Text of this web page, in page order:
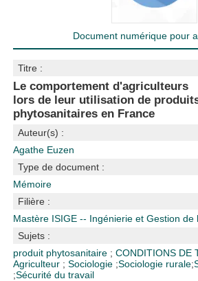
Document numérique pour
Titre :
Le comportement d'agriculteurs
lors de leur utilisation de
phytosanitaires en France
Auteur(s) :
Agathe Euzen
Type de document :
Mémoire
Filière :
Mastère ISIGE -- Ingénierie et Gestion de
Sujets :
produit phytosanitaire ;CONDITIONS DE
Agriculteur ;Sociologie ;Sociologie rurale;
;Sécurité du travail